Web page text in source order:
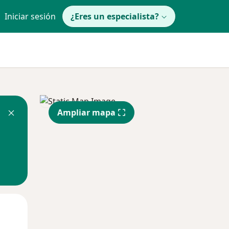
Iniciar sesión ¿Eres un especialista?
Ampliar mapa